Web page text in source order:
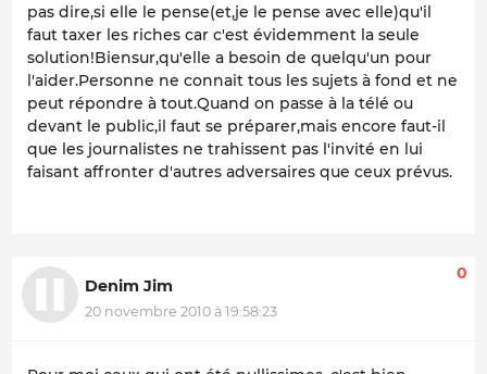
pas dire,si elle le pense(et,je le pense avec elle)qu'il
faut taxer les riches car c'est évidemment la seule
solution!Biensur,qu'elle a besoin de quelqu'un pour
l'aider.Personne ne connait tous les sujets à fond et ne
peut répondre à tout.Quand on passe à la télé ou
devant le public,il faut se préparer,mais encore faut-il
que les journalistes ne trahissent pas l'invité en lui
faisant affronter d'autres adversaires que ceux prévus.
Denim Jim
20 novembre 2010 à 19:58:23
0